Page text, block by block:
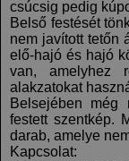
csúcsig pedig
Belső festését
nem javított tetőn
elő-hajó és hajó
van, amelyhez
alakzatokat
Belsejében még
festett szentkép.
darab, amelye
Kapcsolat: